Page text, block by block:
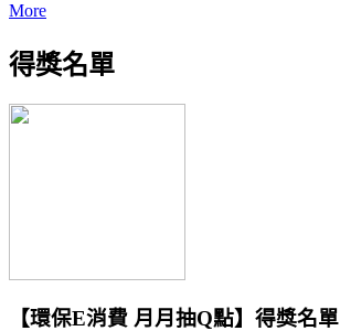
More
得獎名單
【環保E消費 月月抽Q點】得獎名單